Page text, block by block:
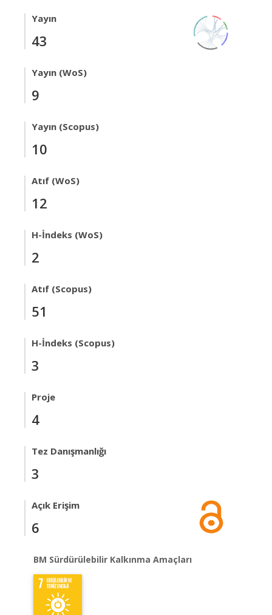
Yayın
43
Yayın (WoS)
9
Yayın (Scopus)
10
Atıf (WoS)
12
H-İndeks (WoS)
2
Atıf (Scopus)
51
H-İndeks (Scopus)
3
Proje
4
Tez Danışmanlığı
3
Açık Erişim
6
BM Sürdürülebilir Kalkınma Amaçları